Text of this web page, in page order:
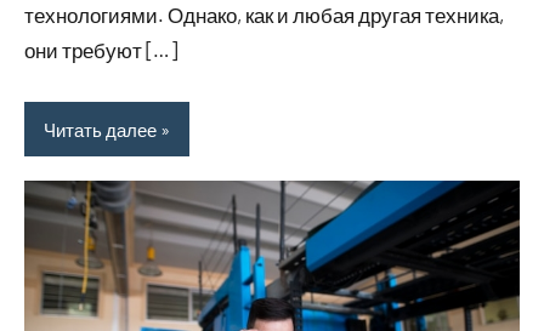
технологиями. Однако, как и любая другая техника,
они требуют […]
Читать далее